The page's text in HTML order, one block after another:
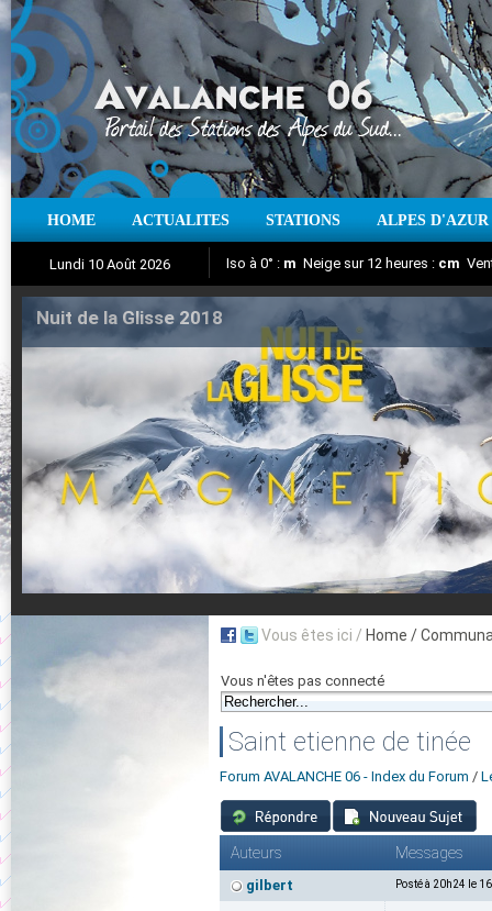
HOME ACTUALITES STATIONS ALPES D'AZUR
Lundi 10 Août 2026
Aujourd'hui : T° Min : °C T° Max :°C
Iso à 0° : m Neige sur 12 heures : cm
Suivez en direct l'actualité des stations
Nuit de la Glisse 2018
Vous êtes ici / Home /
Vous n'êtes pas connecté
Saint etienne de tinée
Forum AVALANCHE 06 - Index du Forum /
Auteurs Messages
gilbert Posté à 20h24 le